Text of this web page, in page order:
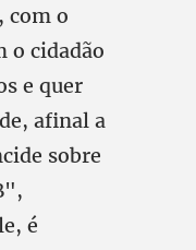
com o
o cidadão
e quer
afinal a
sobre
é